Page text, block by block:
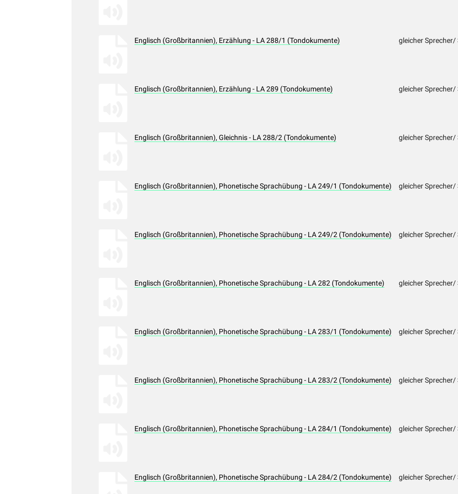
Englisch (Großbritannien), Erzählung - LA 288/1 (Tondokumente) gleicher Sprecher/
Englisch (Großbritannien), Erzählung - LA 289 (Tondokumente) gleicher Sprecher/
Englisch (Großbritannien), Gleichnis - LA 288/2 (Tondokumente) gleicher Sprecher/
Englisch (Großbritannien), Phonetische Sprachübung - LA 249/1 (Tondokumente) gleicher Sprecher/
Englisch (Großbritannien), Phonetische Sprachübung - LA 249/2 (Tondokumente) gleicher Sprecher/
Englisch (Großbritannien), Phonetische Sprachübung - LA 282 (Tondokumente) gleicher Sprecher/
Englisch (Großbritannien), Phonetische Sprachübung - LA 283/1 (Tondokumente) gleicher Sprecher/
Englisch (Großbritannien), Phonetische Sprachübung - LA 283/2 (Tondokumente) gleicher Sprecher/
Englisch (Großbritannien), Phonetische Sprachübung - LA 284/1 (Tondokumente) gleicher Sprecher/
Englisch (Großbritannien), Phonetische Sprachübung - LA 284/2 (Tondokumente) gleicher Sprecher/